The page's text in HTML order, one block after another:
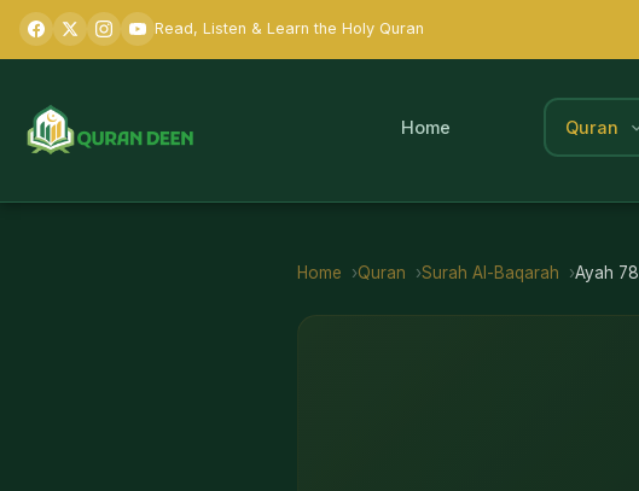
Read, Listen & Learn the Holy Quran
Home Quran
Home Quran Surah Al-Baqarah Ayah 78